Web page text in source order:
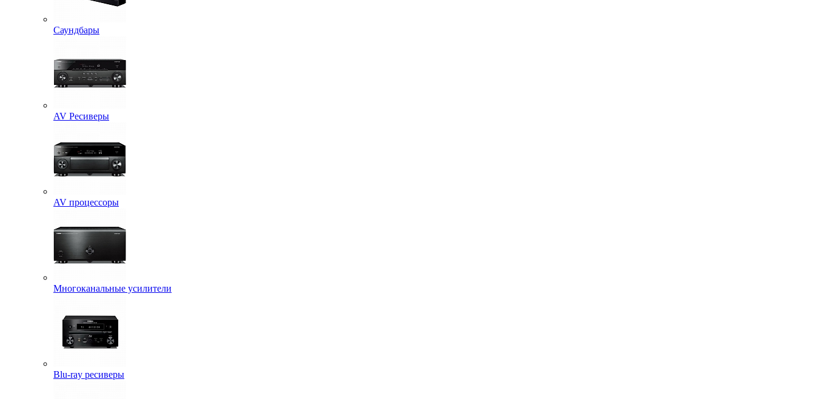
Саундбары
AV Ресиверы
AV процессоры
Многоканальные усилители
Blu-ray ресиверы